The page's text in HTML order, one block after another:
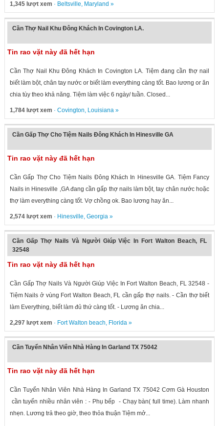
1,345 lượt xem · Beltsville, Maryland »
Cần Thợ Nail Khu Đông Khách In Covington LA.
Tin rao vặt này đã hết hạn
Cần Thợ Nail Khu Đông Khách In Covington LA. Tiệm đang cần thợ nail
biết làm bột, chân tay nước or biết làm everything càng tốt. Bao lương or ăn
chia tùy theo khả năng. Tiệm làm việc 6 ngày/ tuần. Closed...
1,784 lượt xem · Covington, Louisiana»
Cần Gấp Thợ Cho Tiệm Nails Đông Khách In Hinesville GA
Tin rao vặt này đã hết hạn
Cần Gấp Thợ Cho Tiệm Nails Đông Khách In Hinesville GA. Tiệm Fancy
Nails in Hinesville ,GA đang cần gấp thợ nails làm bột, tay chân nước hoặc
thợ làm everything càng tốt. Vợ chồng ok. Bao lương hay ăn...
2,574 lượt xem · Hinesville, Georgia»
Cần Gấp Thợ Nails Và Người Giúp Việc In Fort Walton Beach, FL
32548
Tin rao vặt này đã hết hạn
Cần Gấp Thợ Nails Và Người Giúp Việc In Fort Walton Beach, FL 32548 -
Tiệm Nails ở vùng Fort Walton Beach, FL cần gấp thợ nails. - Cần thợ biết
làm Everything, biết làm đủ thứ càng tốt. - Lương ăn chia...
2,297 lượt xem · Fort Walton beach, Florida»
Cần Tuyển Nhân Viên Nhà Hàng In Garland TX 75042
Tin rao vặt này đã hết hạn
Cần Tuyển Nhân Viên Nhà Hàng In Garland TX 75042 Cơm Gà Houston
cần tuyển nhiều nhân viên : - Phụ bếp - Chạy bàn( full time). Làm nhanh
nhẹn. Lương trả theo giờ, theo thỏa thuận Tiệm mở...